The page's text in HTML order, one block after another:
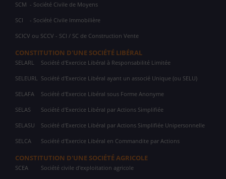
SCM - Société Civile de Moyens
SCI - Société Civile Immobilière
SCICV ou SCCV - SCI / SC de Construction Vente
CONSTITUTION D'UNE SOCIÉTÉ LIBÉRAL
SELARL Société d'Exercice Libéral à Responsabilité Limitée
SELEURL Société d'Exercice Libéral ayant un associé Unique (ou SELU)
SELAFA Société d'Exercice Libéral sous Forme Anonyme
SELAS Société d'Exercice Libéral par Actions Simplifiée
SELASU Société d'Exercice Libéral par Actions Simplifiée Unipersonnelle
SELCA Société d'Exercice Libéral en Commandite par Actions
CONSTITUTION D'UNE SOCIÉTÉ AGRICOLE
SCEA Société civile d'exploitation agricole